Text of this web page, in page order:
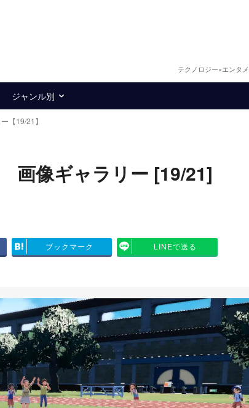
テクノロジー×エンタ
ジャンル別
【19/21】
画像ギャラリー [19/21]
ブックマーク LINEで送る